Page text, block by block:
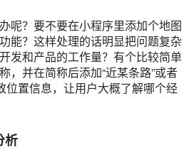
呢？要不要在小程序里添加个地图
能？这样处理的话明显把问题复杂
发和产品的工作量？有个比较简单
，并在简称后添加“近某条路”或者
位置信息，让用户大概了解哪个经
析